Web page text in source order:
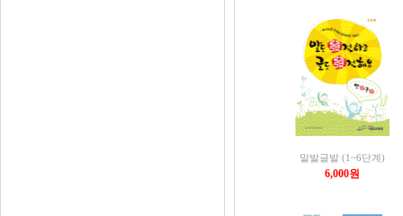
말발글발 (1~6단계)
6,000원